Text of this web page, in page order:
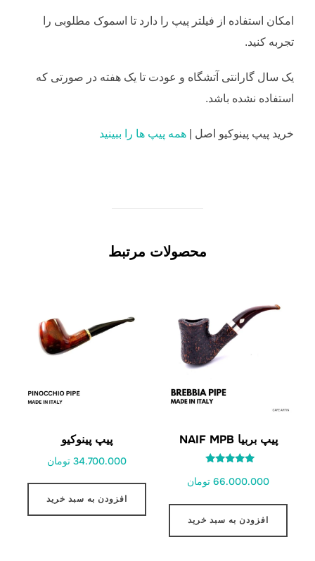
امکان استفاده از فیلتر پیپ را دارد تا اسموک مطلوبی را
تجربه کنید.
یک سال گارانتی آتشگاه و عودت تا یک هفته در صورتی که
استفاده نشده باشد.
خرید پیپ پینوکیو اصل | همه پیپ ها را ببینید
محصولات مرتبط
پیپ بربیا NAIF MPB
5.00
66.000.000 تومان
افزودن به سبد خرید
پیپ پینوکیو
34.700.000 تومان
افزودن به سبد خرید